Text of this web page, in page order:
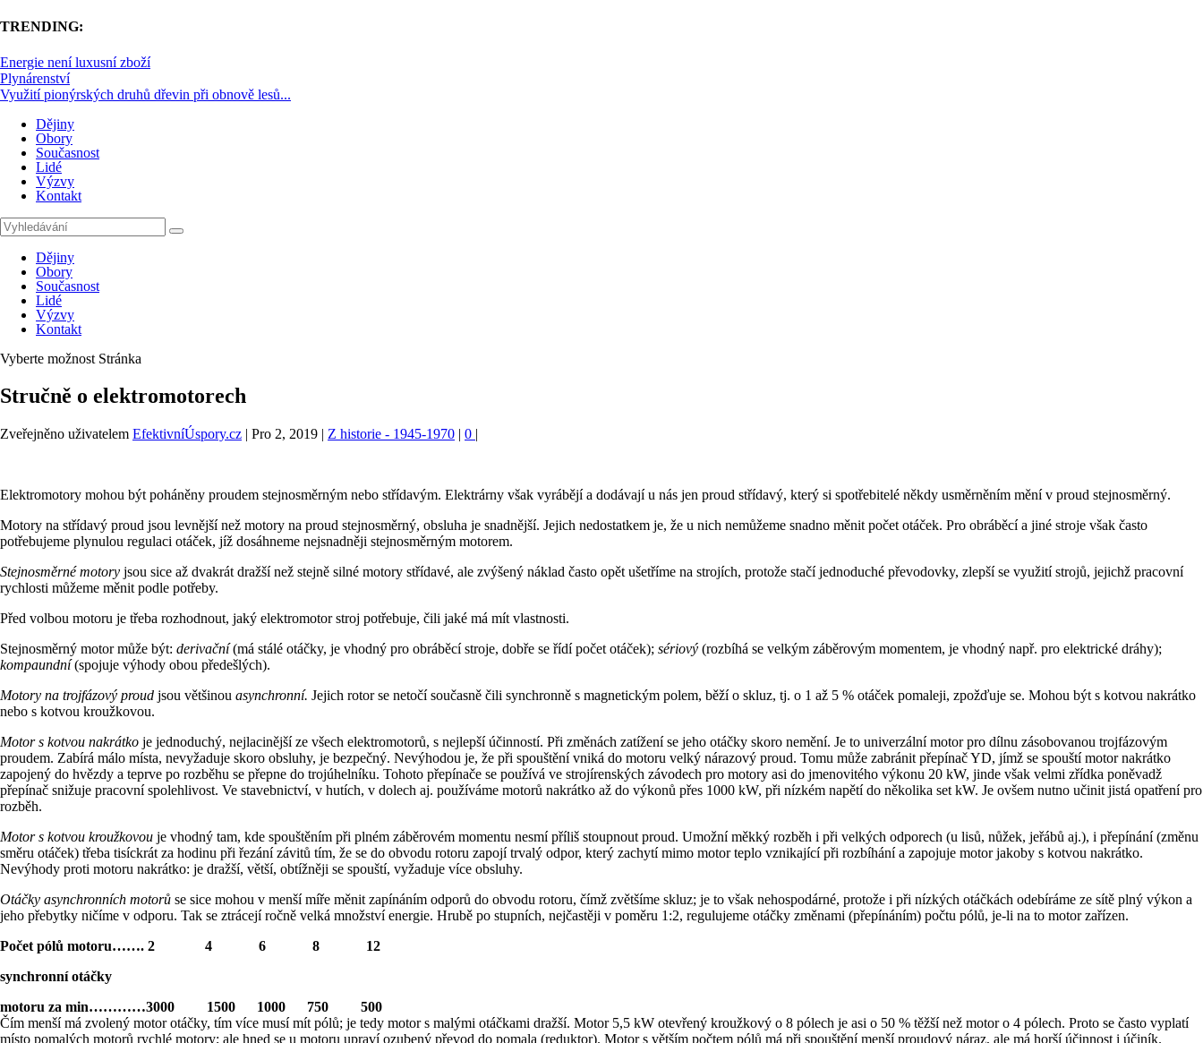
TRENDING:
Energie není luxusní zboží
Plynárenství
Využití pionýrských druhů dřevin při obnově lesů...
Dějiny
Obory
Současnost
Lidé
Výzvy
Kontakt
Dějiny
Obory
Současnost
Lidé
Výzvy
Kontakt
Vyberte možnost Stránka
Stručně o elektromotorech
Zveřejněno uživatelem EfektivníÚspory.cz | Pro 2, 2019 | Z historie - 1945-1970 | 0 |
Elektromotory mohou být poháněny proudem stejnosměrným nebo střídavým. Elektrárny však vyrábějí a dodávají u nás jen proud střídavý, který si spotřebitelé někdy usměrněním mění v proud stejnosměrný.
Motory na střídavý proud jsou levnější než motory na proud stejnosměrný, obsluha je snadnější. Jejich nedostatkem je, že u nich nemůžeme snadno měnit počet otáček. Pro obráběcí a jiné stroje však často
potřebujeme plynulou regulaci otáček, jíž dosáhneme nejsnadněji stejnosměrným motorem.
Stejnosměrné motory jsou sice až dvakrát dražší než stejně silné motory střídavé, ale zvýšený náklad často opět ušetříme na strojích, protože stačí jednoduché převodovky, zlepší se využití strojů, jejichž pracovní
rychlosti můžeme měnit podle potřeby.
Před volbou motoru je třeba rozhodnout, jaký elektromotor stroj potřebuje, čili jaké má mít vlastnosti.
Stejnosměrný motor může být: derivační(má stálé otáčky, je vhodný pro obráběcí stroje, dobře se řídí počet otáček); sériový (rozbíhá se velkým záběrovým momentem, je vhodný např. pro elektrické dráhy);
kompaundní(spojuje výhody obou předešlých).
Motory na trojfázový proud jsou většinou asynchronní. Jejich rotor se netočí současně čili synchronně s magnetickým polem, běží o skluz, tj. o 1 až 5 % otáček pomaleji, zpožďuje se. Mohou být s kotvou nakrátko
nebo s kotvou kroužkovou.
Motor s kotvou nakrátko je jednoduchý, nejlacinější ze všech elektromotorů, s nejlepší účinností. Při změnách zatížení se jeho otáčky skoro nemění. Je to univerzální motor pro dílnu zásobovanou trojfázovým
proudem. Zabírá málo místa, nevyžaduje skoro obsluhy, je bezpečný. Nevýhodou je, že při spouštění vniká do motoru velký nárazový proud. Tomu může zabránit přepínač YD, jímž se spouští motor nakrátko
zapojený do hvězdy a teprve po rozběhu se přepne do trojúhelníku. Tohoto přepínače se používá ve strojírenských závodech pro motory asi do jmenovitého výkonu 20 kW, jinde však velmi zřídka poněvadž
přepínač snižuje pracovní spolehlivost. Ve stavebnictví, v hutích, v dolech aj. používáme motorů nakrátko až do výkonů přes 1000 kW, při nízkém napětí do několika set kW. Je ovšem nutno učinit jistá opatření pro
rozběh.
Motor s kotvou kroužkovou je vhodný tam, kde spouštěním při plném záběrovém momentu nesmí příliš stoupnout proud. Umožní měkký rozběh i při velkých odporech (u lisů, nůžek, jeřábů aj.), i přepínání (změnu
směru otáček) třeba tisíckrát za hodinu při řezání závitů tím, že se do obvodu rotoru zapojí trvalý odpor, který zachytí mimo motor teplo vznikající při rozbíhání a zapojuje motor jakoby s kotvou nakrátko.
Nevýhody proti motoru nakrátko: je dražší, větší, obtížněji se spouští, vyžaduje více obsluhy.
Otáčky asynchronních motorů se sice mohou v menší míře měnit zapínáním odporů do obvodu rotoru, čímž zvětšíme skluz; je to však nehospodárné, protože i při nízkých otáčkách odebíráme ze sítě plný výkon a
jeho přebytky ničíme v odporu. Tak se ztrácejí ročně velká množství energie. Hrubě po stupních, nejčastěji v poměru 1:2, regulujeme otáčky změnami (přepínáním) počtu pólů, je-li na to motor zařízen.
Počet pólů motoru……. 2 4 6 8 12
synchronní otáčky
motoru za min…………3000 1500 1000 750 500
Čím menší má zvolený motor otáčky, tím více musí mít pólů; je tedy motor s malými otáčkami dražší. Motor 5,5 kW otevřený kroužkový o 8 pólech je asi o 50 % těžší než motor o 4 pólech. Proto se často vyplatí
místo pomalých motorů rychlé motory; ale hned se u motoru upraví ozubený převod do pomala (reduktor). Motor s větším počtem pólů má při spouštění menší proudový náraz, ale má horší účinnost i účiník.